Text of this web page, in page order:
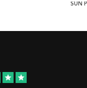
SUN
star star